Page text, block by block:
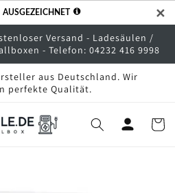
✕
Versand - Ladesäulen /
- Telefon: 04232 416 9998
aus Deutschland. Wir
perfekte Qualität.